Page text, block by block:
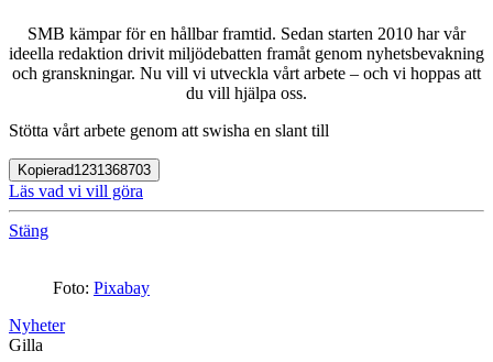
SMB kämpar för en hållbar framtid. Sedan starten 2010 har vår
ideella redaktion drivit miljödebatten framåt genom nyhetsbevakning
och granskningar. Nu vill vi utveckla vårt arbete – och vi hoppas att
du vill hjälpa oss.
Stötta vårt arbete genom att swisha en slant till
Kopierad1231368703
Läs vad vi vill göra
Stäng
Foto: Pixabay
Nyheter
Gilla